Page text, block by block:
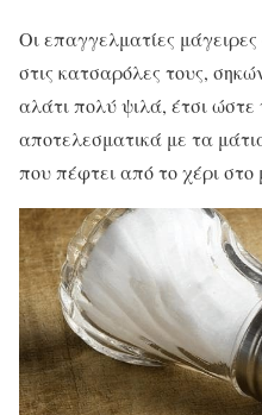
Οι επαγγελματίες
στις κατσαρόλες τους,
αλάτι πολύ ψιλά, έτσι
αποτελεσματικά με τα
που πέφτει από το χέρι στο